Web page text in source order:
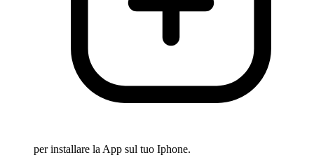
per installare la App sul tuo Iphone.